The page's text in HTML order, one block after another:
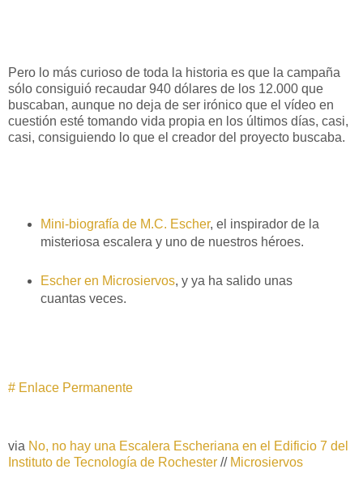
Pero lo más curioso de toda la historia es que la campaña
sólo consiguió recaudar 940 dólares de los 12.000 que
buscaban, aunque no deja de ser irónico que el vídeo en
cuestión esté tomando vida propia en los últimos días, casi,
casi, consiguiendo lo que el creador del proyecto buscaba.
Mini-biografía de M.C. Escher, el inspirador de la
misteriosa escalera y uno de nuestros héroes.
Escher en Microsiervos, y ya ha salido unas
cuantas veces.
# Enlace Permanente
via No, no hay una Escalera Escheriana en el Edificio 7 del
Instituto de Tecnología de Rochester // Microsiervos